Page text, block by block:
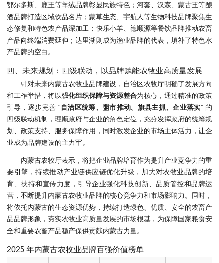
鄂尔多斯、鹿王等羊绒品牌彰显民族特色；河套、汉森、蒙古王等酿
酒品牌打造区域饮品名片；蒙草生态、宇航人等生物科技品牌聚焦生
态修复和特色农产品深加工；快乐小羊、德顺源等餐饮品牌推动农畜
产品向终端消费延伸；达里湖则成为渔业品牌的代表，填补了特色水
产品牌的空白。
四、未来规划：四级联动，以品牌赋能农牧业高质量发展
针对未来内蒙古农牧业品牌建设，自治区农牧厅明确了发展方向
和工作举措，将以强化组织保障与资源整合为核心，通过精准的政策
引导，逐步完善 “自治区统筹、盟市推动、旗县主抓、企业落实” 的
四级联动机制，理顺政府与企业的角色定位，充分发挥政府的统筹规
划、政策支持、服务保障作用，同时激发企业的市场主体活力，让企
业成为品牌建设的主力军。
内蒙古农牧厅表示，将把企业品牌培育作为提升产业竞争力的重
要引擎，持续推动产业链供应链优化升级，加大对农牧业品牌的培
育、扶持和宣传力度，引导企业强化科技创新、品质管控和品牌运
营，不断提升内蒙古农牧业品牌的核心竞争力和市场影响力。同时，
将依托内蒙古的生态资源优势，持续打造绿色、优质、安全的农畜产
品品牌形象，夯实农牧业高质量发展的市场根基，为保障国家粮食安
全和重要农畜产品稳产保供贡献内蒙古力量。
2025 年内蒙古农牧业品牌百强价值榜单